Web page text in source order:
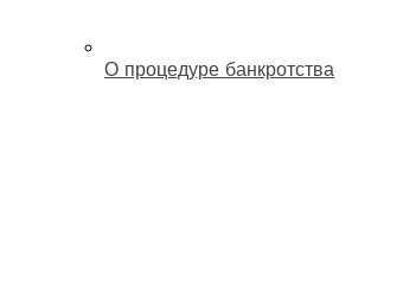
О процедуре банкротства